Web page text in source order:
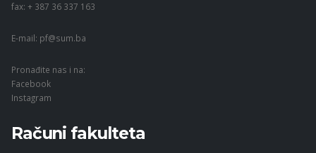
fax: + 387 36 337 163
E-mail: pf@sum.ba
Pronađite nas i na:
Facebook
Instagram
Računi fakulteta